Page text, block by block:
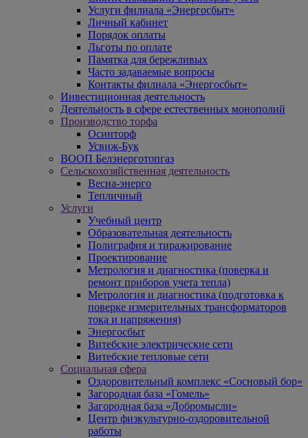
Услуги филиала «Энергосбыт»
Личный кабинет
Порядок оплаты
Льготы по оплате
Памятка для бережливых
Часто задаваемые вопросы
Контакты филиала «Энергосбыт»
Инвестиционная деятельность
Деятельность в сфере естественных монополий
Производство торфа
Осинторф
Усвиж-Бук
ВООП Белэнерготопгаз
Сельскохозяйственная деятельность
Весна-энерго
Тепличный
Услуги
Учебный центр
Образовательная деятельность
Полиграфия и тиражирование
Проектирование
Метрология и диагностика (поверка и
ремонт приборов учета тепла)
Метрология и диагностика (подготовка к
поверке измерительных трансформаторов
тока и напряжения)
Энергосбыт
Витебские электрические сети
Витебские тепловые сети
Социальная сфера
Оздоровительный комплекс «Сосновый бор»
Загородная база «Гомель»
Загородная база «Добромысли»
Центр физкультурно-оздоровительной
работы